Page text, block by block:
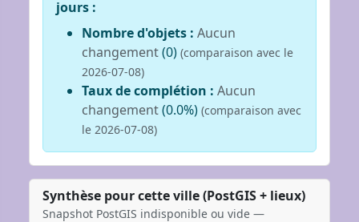
jours :
Nombre d'objets : Aucun
changement(0) (comparaison avec le
2026-07-08)
Taux de complétion : Aucun
changement(0.0%) (comparaison avec
le 2026-07-08)
Synthèse pour cette ville (PostGIS + lieux)
Snapshot PostGIS indisponible ou vide —